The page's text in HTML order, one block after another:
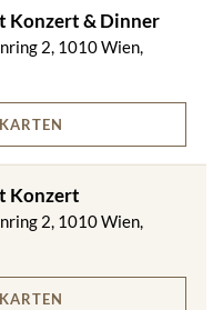
Konzert & Dinner
2, 1010 Wien,
KARTEN
Konzert
2, 1010 Wien,
KARTEN